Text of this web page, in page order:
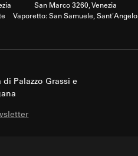
San Marco 3260, Venezia
Vaporetto: San Samuele, Sant'Angelo
Palazzo Grassi e